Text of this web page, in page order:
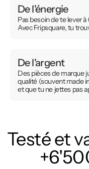
De l'énergie
Pas besoin de te lever
Avec Fripsquare, tu
De l'argent
Des pièces de marque
qualité (souvent made
et que tu ne jettes pas
Testé et